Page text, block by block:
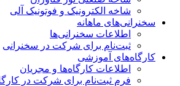
شاخه‌ الکترونیک و فوتونیک آلی
سخنرانی‌های ماهانه
اطلاعات سخنرانی‌‌ها
ثبت‌نام برای شرکت در سخنرانی
کارگاه‌های آموزشی
اطلاعات کارگاه‌ها و مجریان
فرم ثبت‌نام برای شرکت در کارگاه